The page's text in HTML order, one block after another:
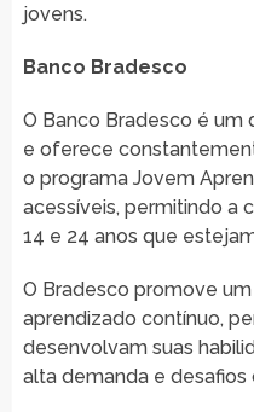
jovens.
Banco Bradesco
O Banco Bradesco é um
e oferece
o programa Jovem
acessíveis, permitindo a
14 e 24 anos que
O Bradesco promove
aprendizado contínuo,
desenvolvam suas
alta demanda e desafios